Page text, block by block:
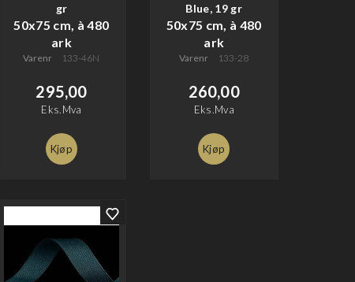
gr
50x75 cm, à 480
ark
Varenr 133-46N
295,00
Eks.Mva
Kjøp
Blue, 19 gr
50x75 cm, à 480
ark
Varenr 133-28
260,00
Eks.Mva
Kjøp